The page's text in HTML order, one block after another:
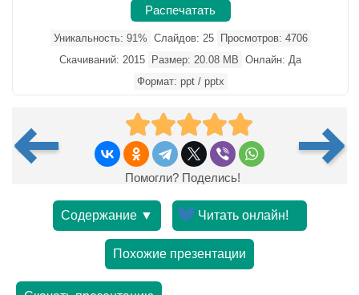
Распечатать
Уникальность: 91% Слайдов: 25
Просмотров: 4706
Скачиваний: 2015
Размер: 20.08 MB Онлайн: Да
Формат: ppt / pptx
Помогли? Поделись!
Содержание ▼ Читать онлайн!
Похожие презентации